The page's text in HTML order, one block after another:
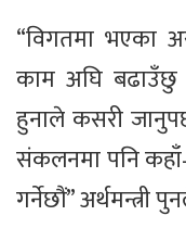
“विगतमा भएका
काम अघि
हुनाले कसरी
संकलनमा पनि
गर्नेछौं” अर्थमन्त्री